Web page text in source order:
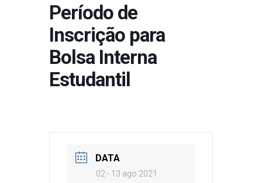
Período de
Inscrição para
Bolsa Interna
Estudantil
DATA
02 - 13 ago 2021